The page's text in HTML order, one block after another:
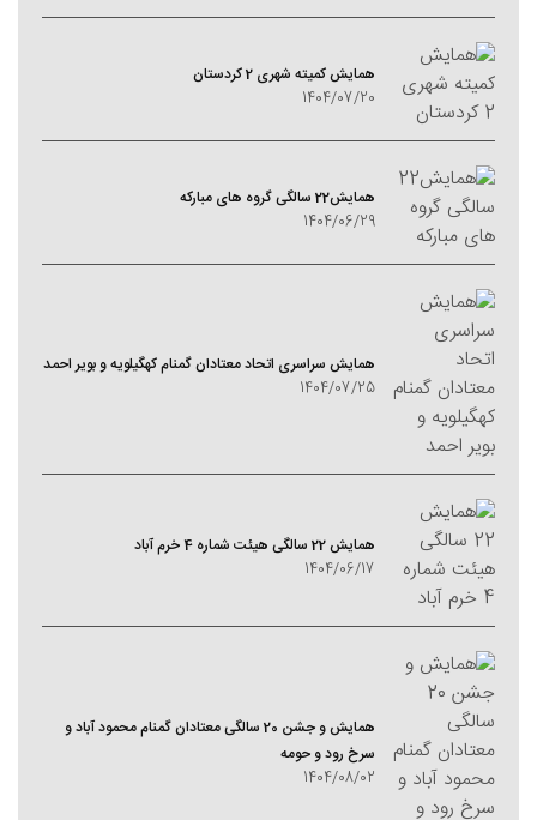
همایش کمیته شهری 2 کردستان
1404/07/20
همایش22 سالگی گروه های مبارکه
1404/06/29
همایش سراسری اتحاد معتادان گمنام کهگیلویه و بویر احمد
1404/07/25
همایش 22 سالگی هیئت شماره 4 خرم آباد
1404/06/17
همایش و جشن 20 سالگی معتادان گمنام محمود آباد و
سرخ رود و حومه
1404/08/02